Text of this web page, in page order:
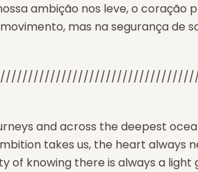
ambição nos leve, o coração
mas na segurança de
and across the deepest
takes us, the heart always
knowing there is always a light